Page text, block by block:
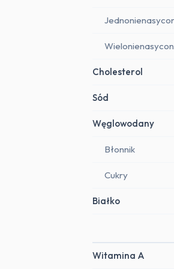
Cholesterol
Sód
Węglowodany
Błonnik
Cukry
Białko
Witamina A